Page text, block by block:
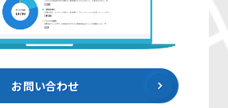
お問い合わせ